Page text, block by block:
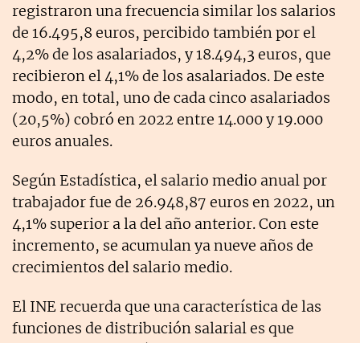
registraron una frecuencia similar los salarios
de 16.495,8 euros, percibido también por el
4,2% de los asalariados, y 18.494,3 euros, que
recibieron el 4,1% de los asalariados. De este
modo, en total, uno de cada cinco asalariados
(20,5%) cobró en 2022 entre 14.000 y 19.000
euros anuales.
Según Estadística, el salario medio anual por
trabajador fue de 26.948,87 euros en 2022, un
4,1% superior a la del año anterior. Con este
incremento, se acumulan ya nueve años de
crecimientos del salario medio.
El INE recuerda que una característica de las
funciones de distribución salarial es que